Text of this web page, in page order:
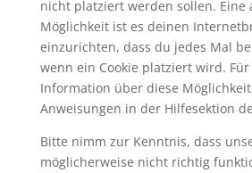
nicht platziert werden sollen. Eine
Möglichkeit ist es deinen
einzurichten, dass du jedes Mal
wenn ein Cookie platziert wird.
Information über diese
Anweisungen in der Hilfesektion
Bitte nimm zur Kenntnis, dass
möglicherweise nicht richtig